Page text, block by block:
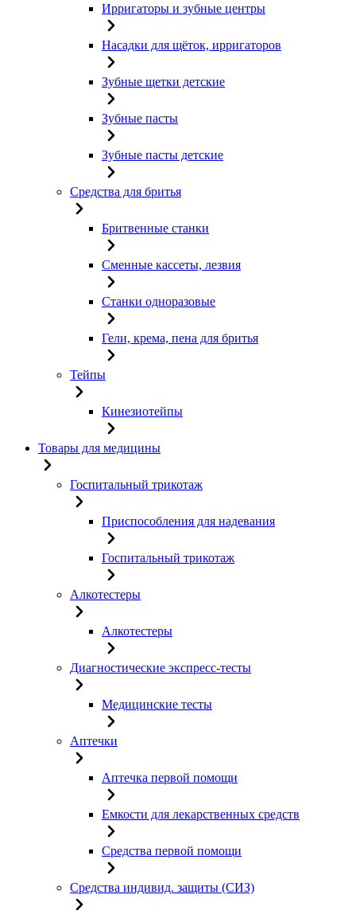
Ирригаторы и зубные центры
Насадки для щёток, ирригаторов
Зубные щетки детские
Зубные пасты
Зубные пасты детские
Средства для бритья
Бритвенные станки
Сменные кассеты, лезвия
Станки одноразовые
Гели, крема, пена для бритья
Тейпы
Кинезиотейпы
Товары для медицины
Госпитальный трикотаж
Приспособления для надевания
Госпитальный трикотаж
Алкотестеры
Алкотестеры
Диагностические экспресс-тесты
Медицинские тесты
Аптечки
Аптечка первой помощи
Емкости для лекарственных средств
Средства первой помощи
Средства индивид. защиты (СИЗ)